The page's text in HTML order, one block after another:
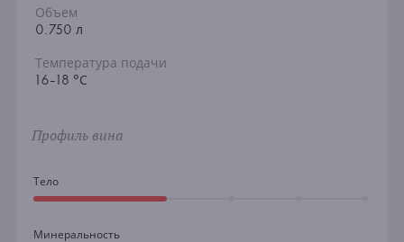
Объем
0.750 л
Температура подачи
16-18 °С
Профиль вина
Тело
Минеральность